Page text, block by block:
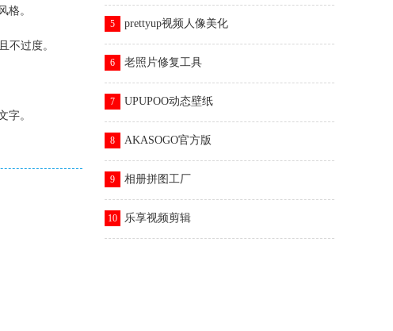
格。
不过度。
字。
5 prettyup视频人像美化
6 老照片修复工具
7 UPUPOO动态壁纸
8 AKASOGO官方版
9 相册拼图工厂
10 乐享视频剪辑